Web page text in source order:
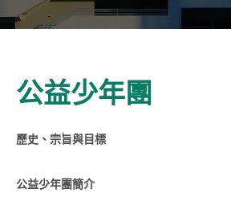
公益少年團
歷史、宗旨與目標
公益少年團簡介